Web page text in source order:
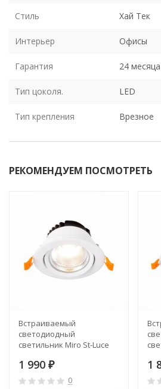
Стиль Хай Тек
Интерьер Офисы
Гарантия 24 месяца
Тип цоколя. LED
Тип крепления Врезное
РЕКОМЕНДУЕМ ПОСМОТРЕТЬ
Встраиваемый
светодиодный
светильник Miro St-Luce
1 990 ₽
0
1